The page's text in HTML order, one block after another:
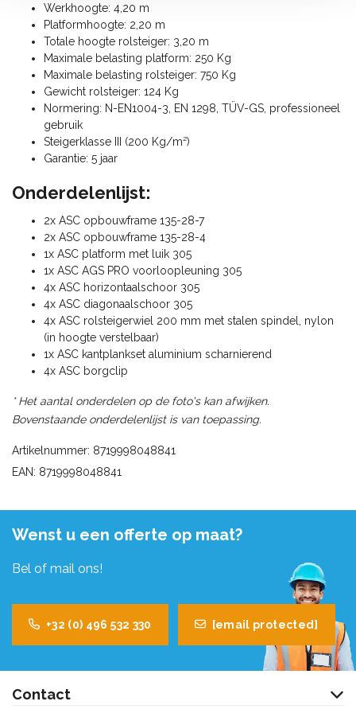
Werkhoogte: 4,20 m
Platformhoogte: 2,20 m
Totale hoogte rolsteiger: 3,20 m
Maximale belasting platform: 250 Kg
Maximale belasting rolsteiger: 750 Kg
Gewicht rolsteiger: 124 Kg
Normering: N-EN1004-3, EN 1298, TÜV-GS, professioneel
gebruik
Steigerklasse III (200 Kg/m²)
Garantie: 5 jaar
Onderdelenlijst:
2x ASC opbouwframe 135-28-7
2x ASC opbouwframe 135-28-4
1x ASC platform met luik 305
1x ASC AGS PRO voorloopleuning 305
4x ASC horizontaalschoor 305
4x ASC diagonaalschoor 305
4x ASC rolsteigerwiel 200 mm met stalen spindel, nylon
(in hoogte verstelbaar)
1x ASC kantplankset aluminium scharnierend
4x ASC borgclip
* Het aantal onderdelen op de foto's kan afwijken.
Bovenstaande onderdelenlijst is van toepassing.
Artikelnummer: 8719998048841
EAN: 8719998048841
Wenst u een offerte op maat?
Bel of mail ons!
+32 (0) 496 532 330 [email protected]
Contact